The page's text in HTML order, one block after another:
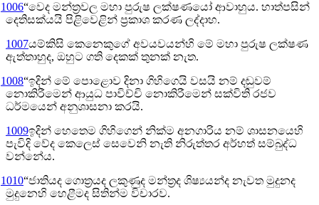
1006“වෙද මන්ත්‍රවල මහා පුරුෂ ලක්ෂණයෝ ආවාහුය. හාත්පසින්
දෙතිසක්යයි පිළිවෙළින් ප්‍රකාශ කරණ ලද්දාහ.
1007යම්කිසි කෙනෙකුගේ අවයවයන්හි මේ මහා පුරුෂ ලක්ෂණ
ඇත්තාහුද, ඔහුට ගති දෙකක් තුනක් නැත.
1008“ඉදින් මේ පොළොව දිනා ගිහිගෙයි වසයි නම් දඬුවම්
නොකිරීමෙන් ආයුධ පාවිච්චි නොකිරීමෙන් සක්විති රජව
ධර්මයෙන් අනුශාසනා කරයි.
1009ඉදින් හෙතෙම ගිහිගෙන් නික්ම අනගාරිය නම් ශාසනයෙහි
පැවිදි වේද කෙලෙස් සෙවෙනි නැති නිරුත්තර අර්හත් සම්බුද්ධ
වන්නේය.
1010“ජාතියද ගොත්‍රයද ලකුණුද මන්ත්‍රද ශිෂ්‍යයන්ද නැවත මුදුනද
මුදුනෙහි හෙළීමද සිතින්ම විචාරව.